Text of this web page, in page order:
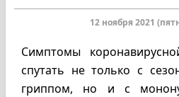
12 ноября 2021
Симптомы
спутать не только с
гриппом, но и с